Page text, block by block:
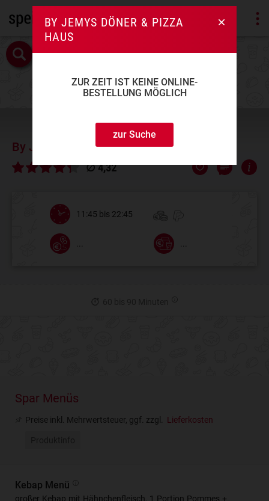
BY JEMYS DÖNER & PIZZA
HAUS
ZUR ZEIT IST KEINE ONLINE-
BESTELLUNG MÖGLICH
zur Suche
By Jemys Döner & Pizza Haus
∅ 4,32
11:45 bis 22:45
Spar Menüs
Preise inkl. Mehrwertsteuer, ggf. zzgl. Lieferkosten
Kebap Menü
großer Kebap mit Hähnchenfleisch, 1 Portion Pommes +